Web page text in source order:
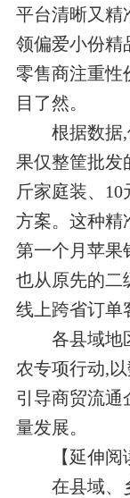
平台清晰又精
领偏爱小份精
零售商注重性
目了然。
根据数据,
果仅整筐批发
斤家庭装、
方案。这种精
第一个月苹果
也从原先的二
线上跨省订单
各县域地区
农专项行动,
引导商贸流通
量发展。
【延伸阅
在县域、乡